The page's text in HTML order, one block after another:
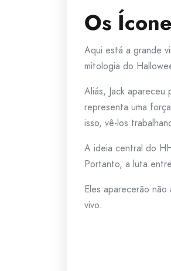
Os
Aqui está a grande
mitologia do
Aliás, Jack
representa uma
isso, vê-los
A ideia central do
Portanto, a luta
Eles aparecerão
vivo.